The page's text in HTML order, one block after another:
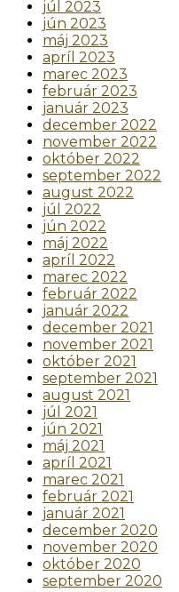
júl 2023
jún 2023
máj 2023
apríl 2023
marec 2023
február 2023
január 2023
december 2022
november 2022
október 2022
september 2022
august 2022
júl 2022
jún 2022
máj 2022
apríl 2022
marec 2022
február 2022
január 2022
december 2021
november 2021
október 2021
september 2021
august 2021
júl 2021
jún 2021
máj 2021
apríl 2021
marec 2021
február 2021
január 2021
december 2020
november 2020
október 2020
september 2020